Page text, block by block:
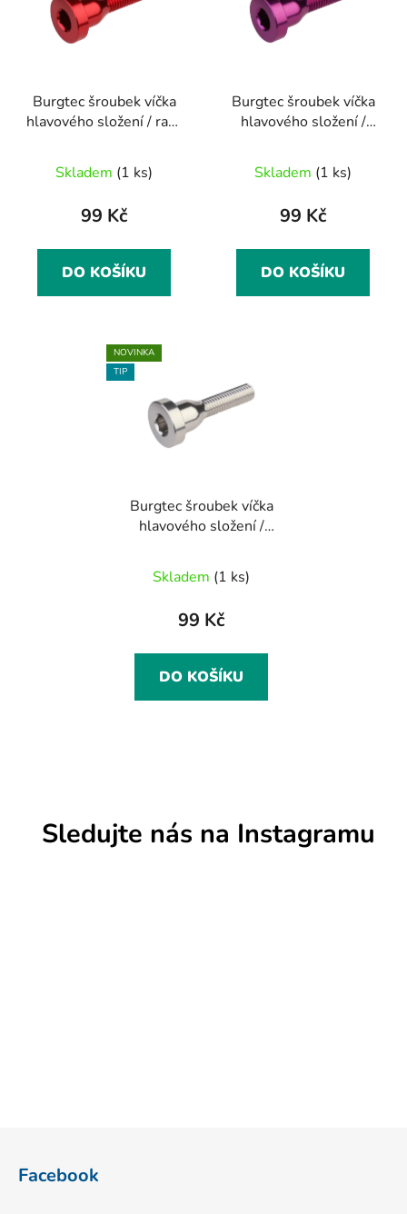
Burgtec šroubek víčka
hlavového složení / race
Skladem (1 ks)
99 Kč
DO KOŠÍKU
Burgtec šroubek víčka
hlavového složení /
Skladem (1 ks)
99 Kč
DO KOŠÍKU
NOVINKA
TIP
Burgtec šroubek víčka
hlavového složení /
Skladem (1 ks)
99 Kč
DO KOŠÍKU
Sledujte nás na Instagramu
Facebook